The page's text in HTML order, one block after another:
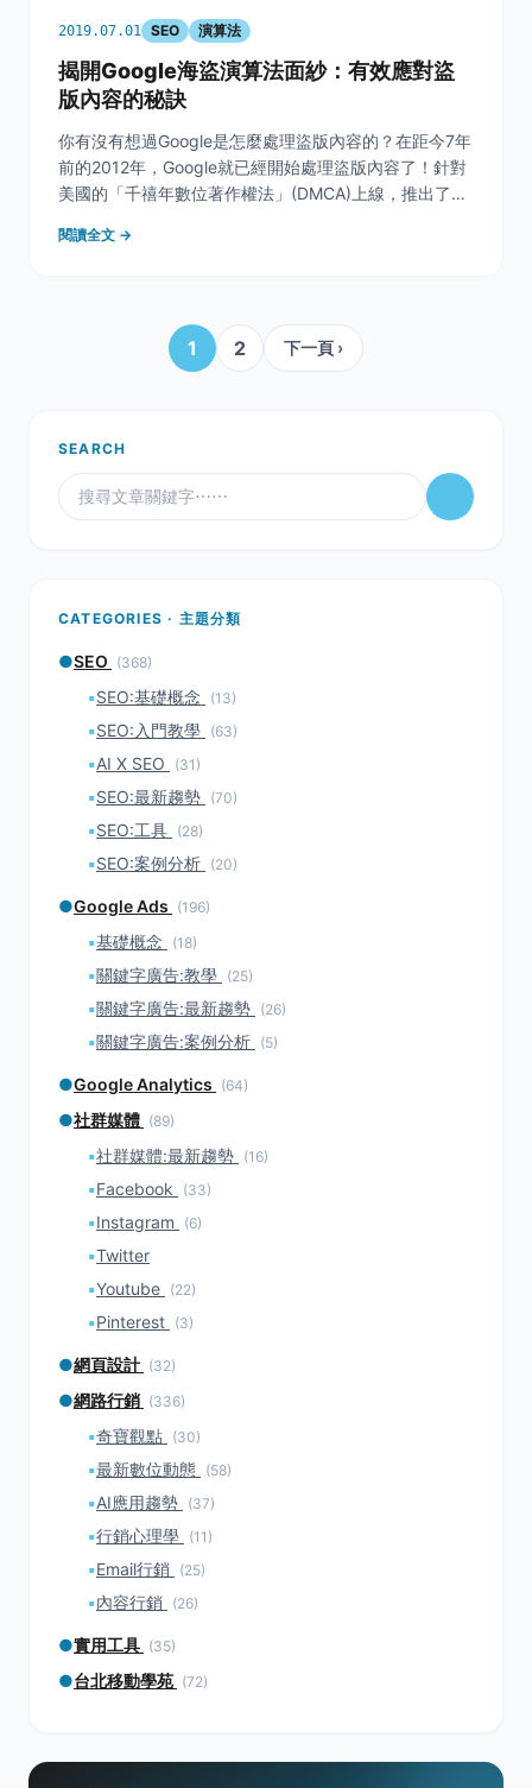
2019.07.01 SEO 演算法
揭開Google海盜演算法面紗：有效應對盜
版內容的秘訣
你有沒有想過Google是怎麼處理盜版內容的？在距今7年
前的2012年，Google就已經開始處理盜版內容了！針對
美國的「千禧年數位著作權法」(DMCA)上線，推出了
Google是怎麼看待盜版內容的。 &nbsp; 海盜演算法更
閱讀全文 →
1 2 下一頁 ›
SEARCH
CATEGORIES · 主題分類
●SEO (368)
▪SEO:基礎概念 (13)
▪SEO:入門教學 (63)
▪AI X SEO (31)
▪SEO:最新趨勢 (70)
▪SEO:工具 (28)
▪SEO:案例分析 (20)
●Google Ads (196)
▪基礎概念 (18)
▪關鍵字廣告:教學 (25)
▪關鍵字廣告:最新趨勢 (26)
▪關鍵字廣告:案例分析 (5)
●Google Analytics (64)
●社群媒體 (89)
▪社群媒體:最新趨勢 (16)
▪Facebook (33)
▪Instagram (6)
▪Twitter
▪Youtube (22)
▪Pinterest (3)
●網頁設計 (32)
●網路行銷 (336)
▪奇寶觀點 (30)
▪最新數位動態 (58)
▪AI應用趨勢 (37)
▪行銷心理學 (11)
▪Email行銷 (25)
▪內容行銷 (26)
●實用工具 (35)
●台北移動學苑 (72)